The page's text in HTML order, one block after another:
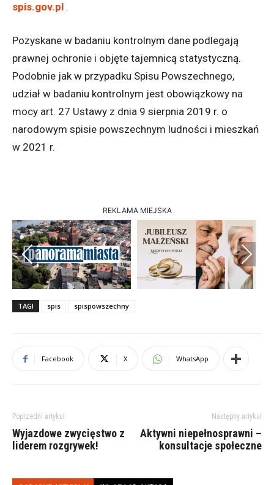
spis.gov.pl .
Pozyskane w badaniu kontrolnym dane podlegają
prawnej ochronie i objęte tajemnicą statystyczną.
Podobnie jak w przypadku Spisu Powszechnego,
udział w badaniu kontrolnym jest obowiązkowy na
mocy art. 27 Ustawy z dnia 9 sierpnia 2019 r. o
narodowym spisie powszechnym ludności i mieszkań
w 2021 r.
REKLAMA MIEJSKA
Previous Next
TAGI spis spispowszechny
Facebook X WhatsApp
Poprzedni artykuł
Wyjazdowe zwycięstwo z
liderem rozgrywek!
Następny artykuł
Aktywni niepełnosprawni –
konsultacje społeczne